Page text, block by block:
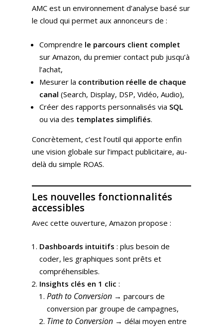
AMC est un environnement d’analyse basé sur
le cloud qui permet aux annonceurs de :
Comprendre le parcours client complet
sur Amazon, du premier contact pub jusqu’à
l’achat,
Mesurer la contribution réelle de chaque
canal (Search, Display, DSP, Vidéo, Audio),
Créer des rapports personnalisés via SQL
ou via des templates simplifiés.
Concrètement, c’est l’outil qui apporte enfin
une vision globale sur l’impact publicitaire, au-
delà du simple ROAS.
Les nouvelles fonctionnalités
accessibles
Avec cette ouverture, Amazon propose :
Dashboards intuitifs : plus besoin de
coder, les graphiques sont prêts et
compréhensibles.
Insights clés en 1 clic :
Path to Conversion → parcours de
conversion par groupe de campagnes,
Time to Conversion → délai moyen entre